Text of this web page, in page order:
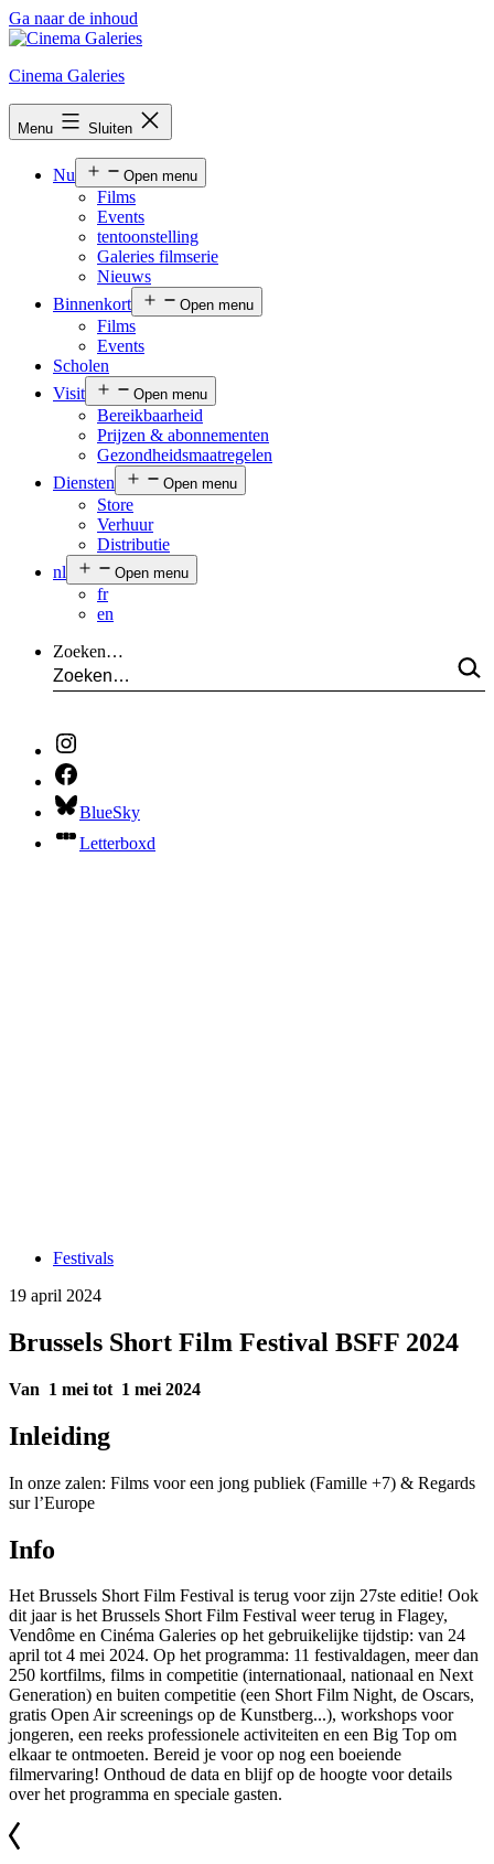
Ga naar de inhoud
Cinema Galeries
Menu Sluiten
Nu Open menu
Films
Events
tentoonstelling
Galeries filmserie
Nieuws
Binnenkort
Open menu
Films
Events
Scholen
Visit
Open menu
Bereikbaarheid
Prijzen & abonnementen
Gezondheidsmaatregelen
Diensten
Open menu
Store
Verhuur
Distributie
nl
Open menu
fr
en
Zoeken…
BlueSky
Letterboxd
Festivals
19 april 2024
Brussels Short Film Festival BSFF 2024
Van 1 mei tot 1 mei 2024
Inleiding
In onze zalen: Films voor een jong publiek (Famille +7) & Regards
sur l’Europe
Info
Het Brussels Short Film Festival is terug voor zijn 27ste editie! Ook
dit jaar is het Brussels Short Film Festival weer terug in Flagey,
Vendôme en Cinéma Galeries op het gebruikelijke tijdstip: van 24
april tot 4 mei 2024. Op het programma: 11 festivaldagen, meer dan
250 kortfilms, films in competitie (internationaal, nationaal en Next
Generation) en buiten competitie (een Short Film Night, de Oscars,
gratis Open Air screenings op de Kunstberg...), workshops voor
jongeren, een reeks professionele activiteiten en een Big Top om
elkaar te ontmoeten. Bereid je voor op nog een boeiende
filmervaring! Onthoud de data en blijf op de hoogte voor details
over het programma en speciale gasten.